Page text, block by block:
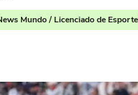
Mundo / Licenciado de